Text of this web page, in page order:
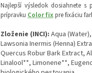
Najlepší výsledok dosiahnete s
prípravku Color fixpre fixáciu
Zloženie (INCI): Aqua
Lawsonia Inermis (Henna)
Quercus Robur Bark Extract,
Linalool**, Limonene**,